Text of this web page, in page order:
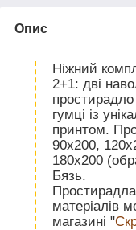
Опис
Ніжний
2+1: дві
гумці із
принтом.
90х200,
180х200
Бязь.
матеріалів
магазині "